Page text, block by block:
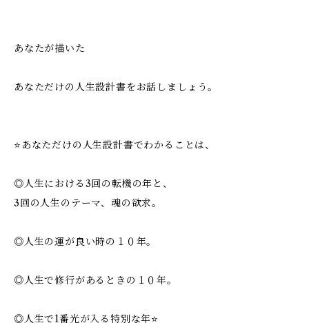
あなたが描いた
あなただけの人生設計書をお話しましょう。
⭐️あなただけの人生設計書でわかることは、
◎人生における3回の転機の年と、
3回の人生のテーマ、魂の欲求。
◎人生の運が良い時の１０年。
◎人生で修行があるときの１０年。
◎人生で1番光が入る特別な年⭐️